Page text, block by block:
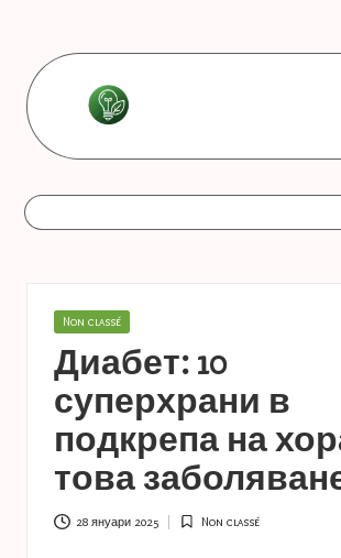
content
L
e
s
o
n
n
e
s
a
s
astuces
Posted
Non classé
Диабет: 10
суперхрани в
подкрепа на
това
28 януари 2025
Posted
Non classé